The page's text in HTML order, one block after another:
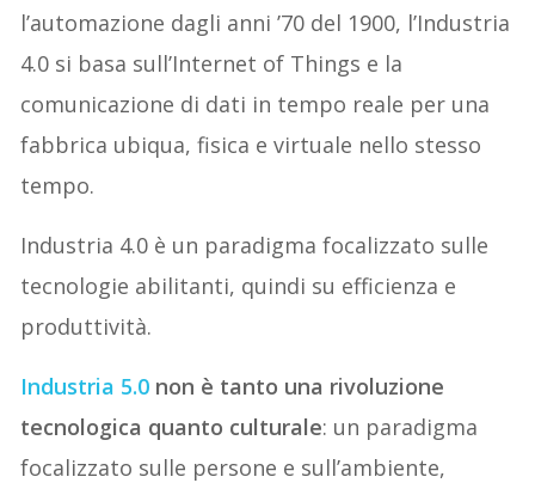
l’automazione dagli anni ’70 del 1900, l’Industria
4.0 si basa sull’Internet of Things e la
comunicazione di dati in tempo reale per una
fabbrica ubiqua, fisica e virtuale nello stesso
tempo.
Industria 4.0 è un paradigma focalizzato sulle
tecnologie abilitanti, quindi su efficienza e
produttività.
Industria 5.0 non è tanto una rivoluzione
tecnologica quanto culturale: un paradigma
focalizzato sulle persone e sull’ambiente,